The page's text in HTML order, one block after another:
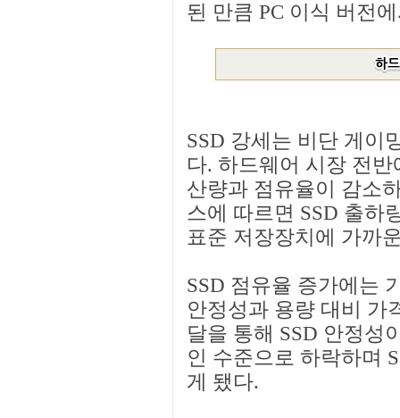
된 만큼 PC 이식 버전
SSD 강세는 비단 게이
다. 하드웨어 시장 전
산량과 점유율이 감소
스에 따르면 SSD 출하
표준 저장장치에 가까
SSD 점유율 증가에는
안정성과 용량 대비 가
달을 통해 SSD 안정성
인 수준으로 하락하며
게 됐다.